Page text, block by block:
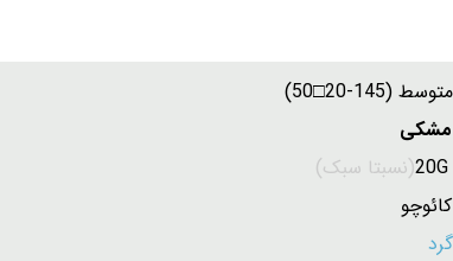
20□50)
(نسبتا سبک)
کائوچو
گرد